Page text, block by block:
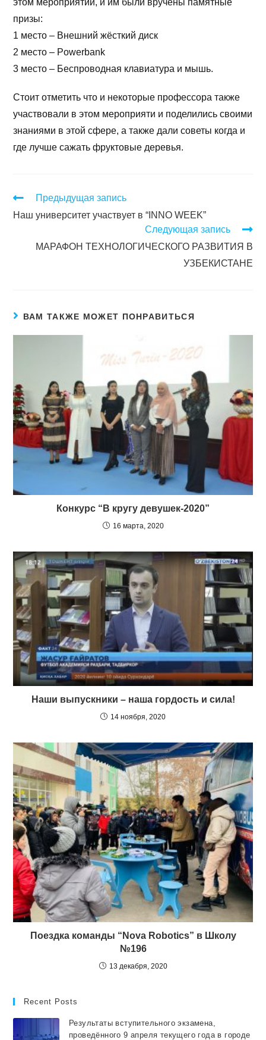
этом мероприятии, и им были вручены памятные
призы:
1 место – Внешний жёсткий диск
2 место – Powerbank
3 место – Беспроводная клавиатура и мышь.
Стоит отметить что и некоторые профессора также
участвовали в этом мероприяти и поделились своими
знаниями в этой сфере, а также дали советы когда и
где лучше сажать фруктовые деревья.
Предыдущая запись
Наш университет участвует в “INNO WEEK”
Следующая запись
МАРАФОН ТЕХНОЛОГИЧЕСКОГО РАЗВИТИЯ В
УЗБЕКИСТАНЕ
ВАМ ТАКЖЕ МОЖЕТ ПОНРАВИТЬСЯ
Конкурс “В кругу девушек-2020”
16 марта, 2020
Наши выпускники – наша гордость и сила!
14 ноября, 2020
Поездка команды “Nova Robotics” в Школу
№196
13 декабря, 2020
Recent Posts
Результаты вступительного экзамена,
проведённого 9 апреля текущего года в городе